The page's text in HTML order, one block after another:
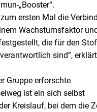
„Booster“.
ersten Mal die
Wachstumsfaktor und
die für den
sind”, erklärt
Gruppe erforschte
ist ein sich selbst
Kreislauf, bei dem die